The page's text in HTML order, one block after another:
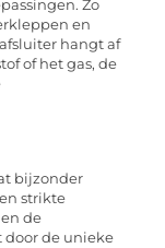
Zo
en
hangt af
of het gas, de
bijzonder
strikte
de
door de unieke